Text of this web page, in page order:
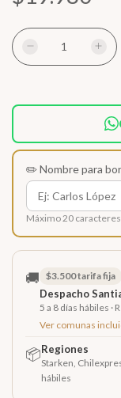
✏️ Nombre para
Máximo 20 caracteres
🚚 $3.500 tarifa fija
Despacho
5 a 8 días hábiles ·
Ver comunas
📦Regiones
Starken,
hábiles